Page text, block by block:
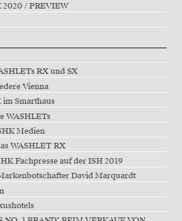
2020 / PREVIEW
RX und SX
Vienna
Smarthaus
WASHLETs
Medien
WASHLET RX
Fachpresse auf der ISH 2019
David Marquardt